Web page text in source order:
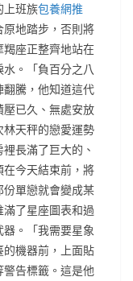
上班族包養網推
原地踏步，否則將
座正整齊地站在
。「負百分之八
騰，他知道這代
已久、無處安放
天秤的戀愛運勢
長滿了巨大的、
今天結束前，將
單戀就會變成某
了星座圖表和過
。「我需要星象
機器前，上面貼
告標籤。這是他